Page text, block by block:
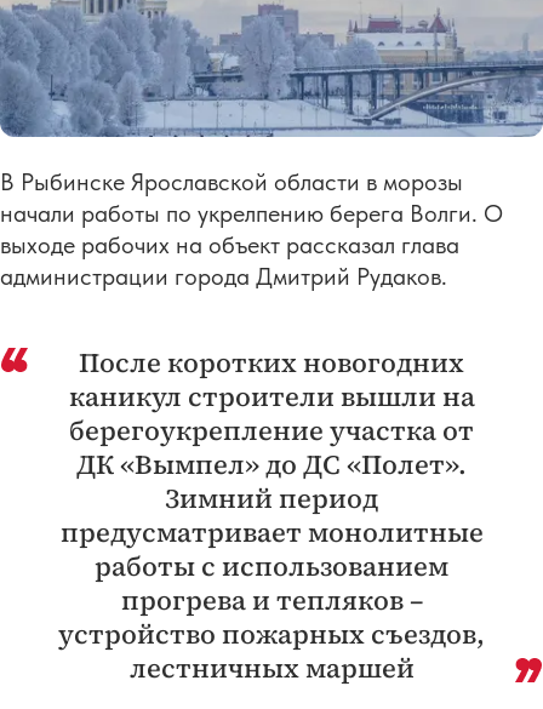
В Рыбинске Ярославской области в морозы
начали работы по укрелпению берега Волги. О
выходе рабочих на объект рассказал глава
администрации города Дмитрий Рудаков.
После коротких новогодних
каникул строители вышли на
берегоукрепление участка от
ДК «Вымпел» до ДС «Полет».
Зимний период
предусматривает монолитные
работы с использованием
прогрева и тепляков –
устройство пожарных съездов,
лестничных маршей